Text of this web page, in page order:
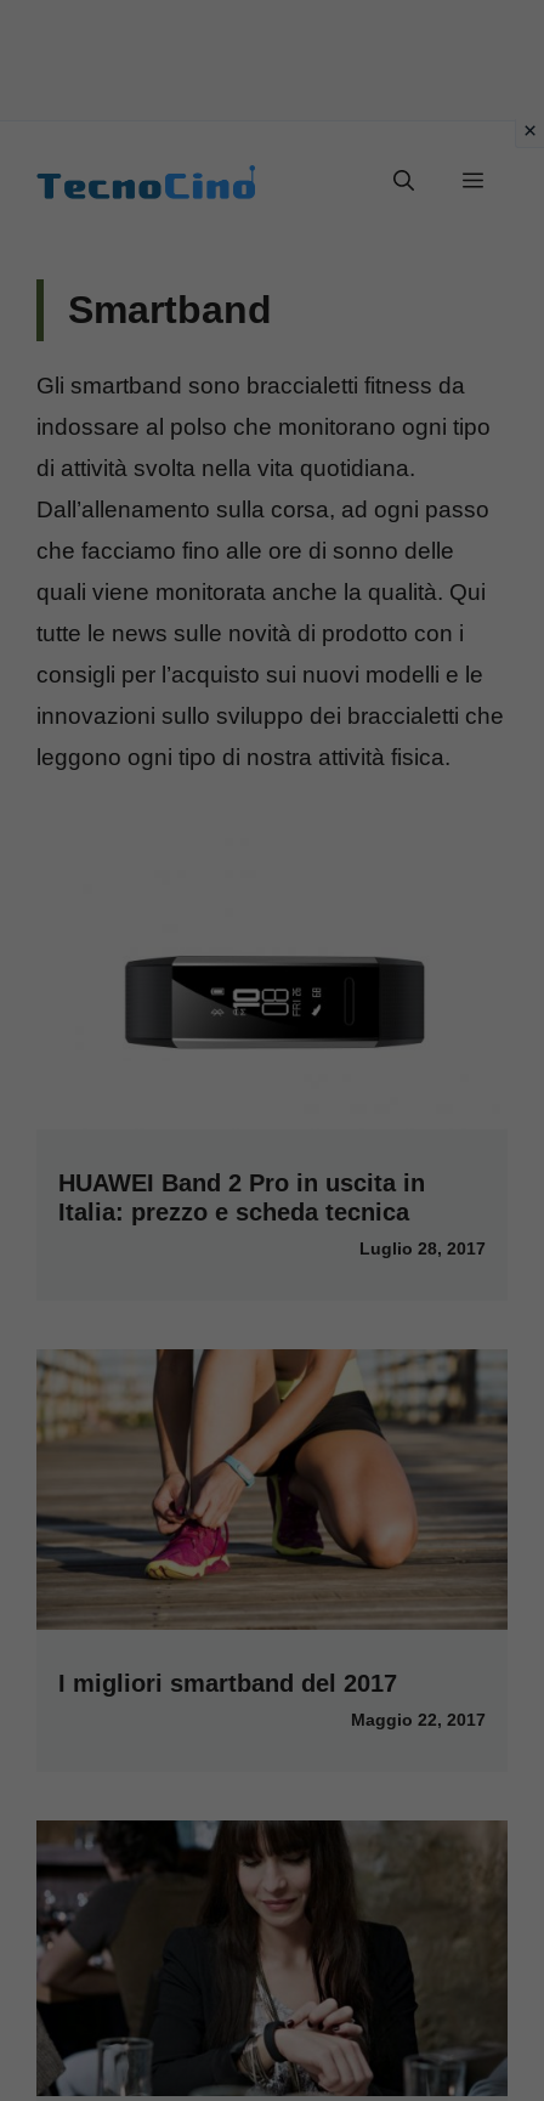
Menu
Smartband
Gli smartband sono braccialetti fitness da
indossare al polso che monitorano ogni tipo
di attività svolta nella vita quotidiana.
Dall’allenamento sulla corsa, ad ogni passo
che facciamo fino alle ore di sonno delle
quali viene monitorata anche la qualità. Qui
tutte le news sulle novità di prodotto con i
consigli per l’acquisto sui nuovi modelli e le
innovazioni sullo sviluppo dei braccialetti che
leggono ogni tipo di nostra attività fisica.
HUAWEI Band 2 Pro in uscita in
Italia: prezzo e scheda tecnica
Luglio 28, 2017
I migliori smartband del 2017
Maggio 22, 2017